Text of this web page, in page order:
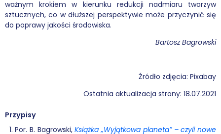
ważnym krokiem w kierunku redukcji nadmiaru tworzyw
sztucznych, co w dłuższej perspektywie może przyczynić się
do poprawy jakości środowiska.
Bartosz Bagrowski
Źródło zdjęcia: Pixabay
Ostatnia aktualizacja strony: 18.07.2021
Przypisy
Por. B. Bagrowski,Książka „Wyjątkowa planeta” – czyli nowe